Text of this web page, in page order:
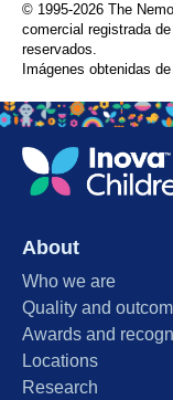
© 1995-2026 The
comercial registrada
reservados.
Imágenes obtenidas
About
Who we are
Quality and
Awards and
Locations
Research